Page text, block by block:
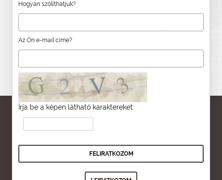
Hogyan szólíthatjuk?
Az Ön e-mail címe?
Írja be a képen látható karaktereket: